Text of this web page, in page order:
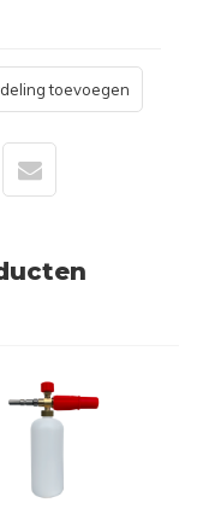
toevoegen